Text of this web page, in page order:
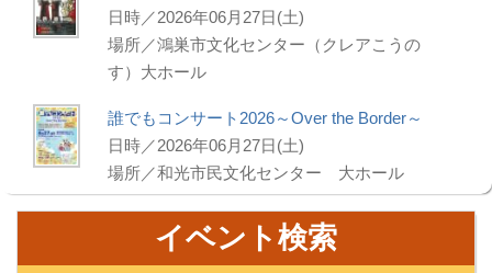
日時／2026年06月27日(土)
場所／鴻巣市文化センター（クレアこうの
す）大ホール
誰でもコンサート2026～Over the Border～
日時／2026年06月27日(土)
場所／和光市民文化センター 大ホール
イベント検索